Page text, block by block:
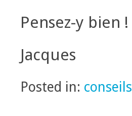
Pensez-y bien !
Jacques
Posted in: conseils